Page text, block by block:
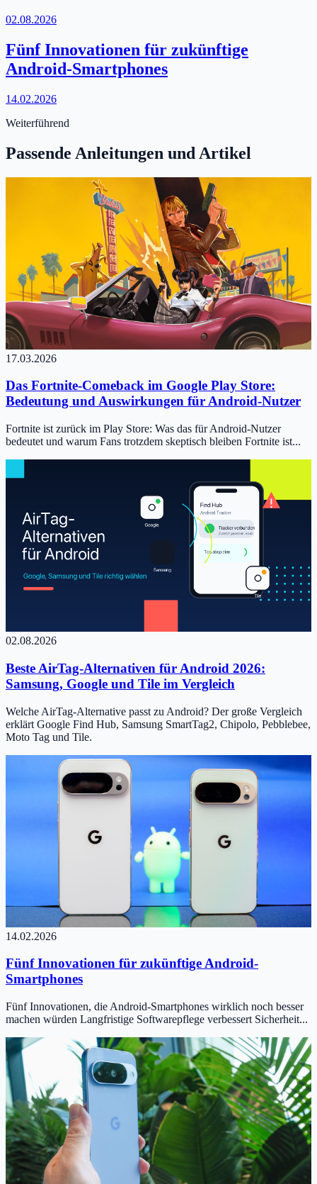
02.08.2026
Fünf Innovationen für zukünftige
Android-Smartphones
14.02.2026
Weiterführend
Passende Anleitungen und Artikel
17.03.2026
Das Fortnite-Comeback im Google Play Store:
Bedeutung und Auswirkungen für Android-Nutzer
Fortnite ist zurück im Play Store: Was das für Android-Nutzer
bedeutet und warum Fans trotzdem skeptisch bleiben Fortnite ist...
02.08.2026
Beste AirTag-Alternativen für Android 2026:
Samsung, Google und Tile im Vergleich
Welche AirTag-Alternative passt zu Android? Der große Vergleich
erklärt Google Find Hub, Samsung SmartTag2, Chipolo, Pebblebee,
Moto Tag und Tile.
14.02.2026
Fünf Innovationen für zukünftige Android-
Smartphones
Fünf Innovationen, die Android-Smartphones wirklich noch besser
machen würden Langfristige Softwarepflege verbessert Sicherheit...